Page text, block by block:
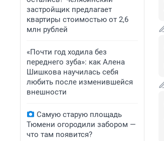
застройщик предлагает
квартиры стоимостью от 2,6
млн рублей
«Почти год ходила без
переднего зуба»: как Алена
Шишкова научилась себя
любить после изменившейся
внешности
Самую старую площадь
Тюмени огородили забором —
что там появится?